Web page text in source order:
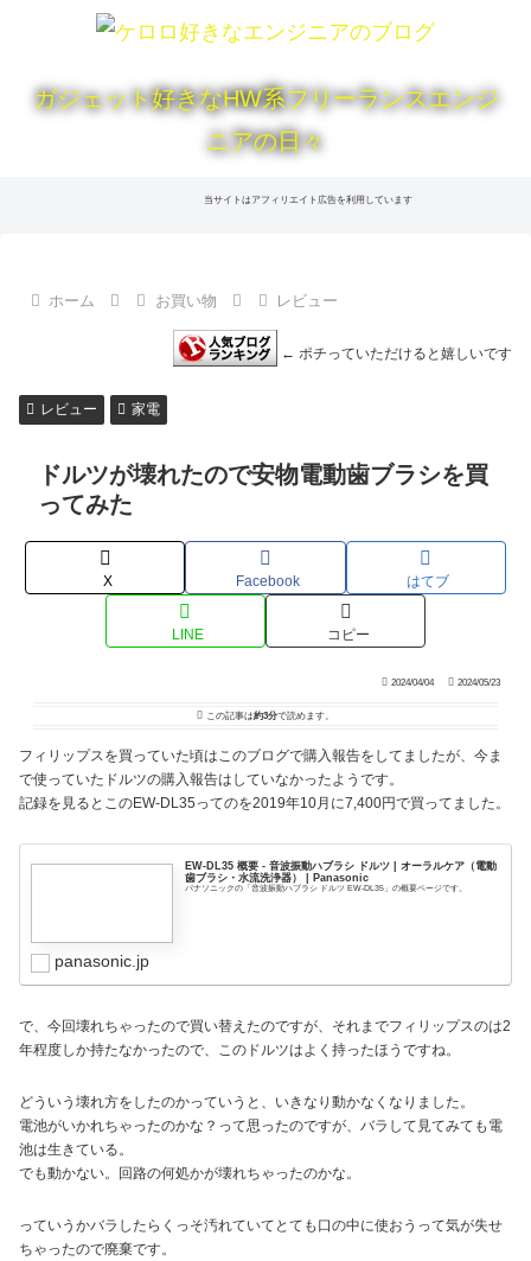
ガジェット好きなHW系フリーランスエンジ
ニアの日々
当サイトはアフィリエイト広告を利用しています
ホーム お買い物 レビュー
← ポチっていただけると嬉しいです
レビュー 家電
ドルツが壊れたので安物電動歯ブラシを買
ってみた
X Facebook はてブ
LINE コピー
2024/04/04 2024/05/23
この記事は約3分で読めます。
フィリップスを買っていた頃はこのブログで購入報告をしてましたが、今ま
で使っていたドルツの購入報告はしていなかったようです。
記録を見るとこのEW-DL35ってのを2019年10月に7,400円で買ってました。
EW-DL35 概要 - 音波振動ハブラシ ドルツ | オーラルケア（電動
歯ブラシ・水流洗浄器） | Panasonic
パナソニックの「音波振動ハブラシ ドルツ EW-DL35」の概要ページです。
panasonic.jp
で、今回壊れちゃったので買い替えたのですが、それまでフィリップスのは2
年程度しか持たなかったので、このドルツはよく持ったほうですね。
どういう壊れ方をしたのかっていうと、いきなり動かなくなりました。
電池がいかれちゃったのかな？って思ったのですが、バラして見てみても電
池は生きている。
でも動かない。回路の何処かが壊れちゃったのかな。
っていうかバラしたらくっそ汚れていてとても口の中に使おうって気が失せ
ちゃったので廃棄です。